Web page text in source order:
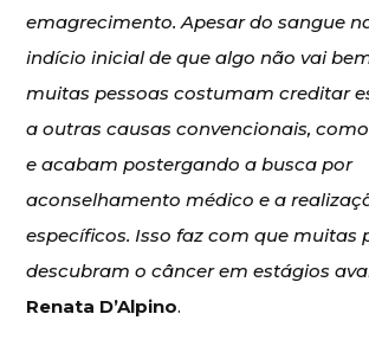
emagrecimento. Apesar do sangue
indício inicial de que algo não vai
muitas pessoas costumam creditar
a outras causas convencionais,
e acabam postergando a busca por
aconselhamento médico e a
específicos. Isso faz com que muitas
descubram o câncer em estágios
Renata D’Alpino.